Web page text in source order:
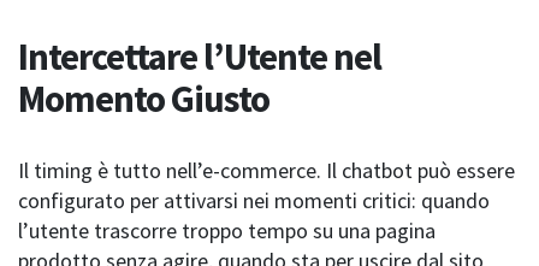
Intercettare l’Utente nel
Momento Giusto
Il timing è tutto nell’e-commerce. Il chatbot può essere
configurato per attivarsi nei momenti critici: quando
l’utente trascorre troppo tempo su una pagina